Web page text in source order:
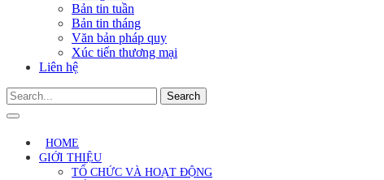
Bản tin tuần
Bản tin tháng
Văn bản pháp quy
Xúc tiến thương mại
Liên hệ
Search
HOME
GIỚI THIỆU
TỔ CHỨC VÀ HOẠT ĐỘNG